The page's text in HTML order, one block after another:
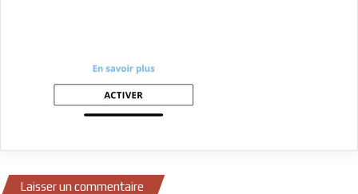
Laisser un commentaire